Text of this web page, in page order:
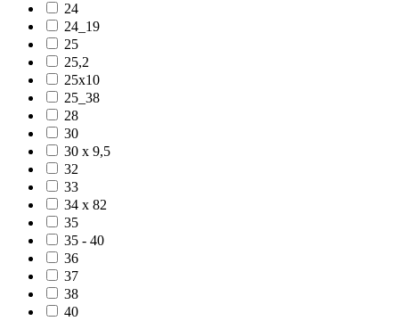
24
24_19
25
25,2
25x10
25_38
28
30
30 x 9,5
32
33
34 x 82
35
35 - 40
36
37
38
40